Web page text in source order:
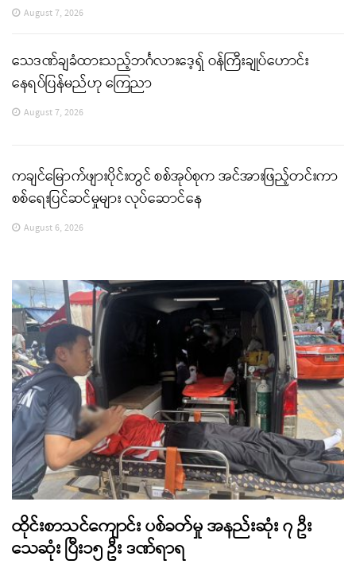
August 7, 2026
သေဒဏ်ချခံထားသည့်ဘင်္ဂလားဒေ့ရှ် ဝန်ကြီးချုပ်ဟောင်း
နေရပ်ပြန်မည်ဟု ကြေညာ
August 7, 2026
ကချင်မြောက်ဖျားပိုင်းတွင် စစ်အုပ်စုက အင်အားဖြည့်တင်းကာ
စစ်ရေးပြင်ဆင်မှုများ လုပ်ဆောင်နေ
August 6, 2026
ထိုင်းစာသင်ကျောင်း ပစ်ခတ်မှု အနည်းဆုံး ၇ ဦး
သေဆုံး ပြီး၁၅ ဦး ဒဏ်ရာရ